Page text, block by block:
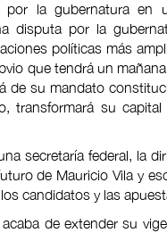
la gubernatura en
disputa por la
políticas más
que tendrá un
de su mandato
transformará su
secretaría federal, la
de Mauricio Vila y
candidatos y las
de extender su